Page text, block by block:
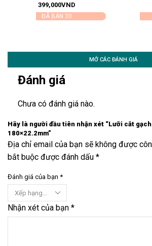
399,000VND
ĐÃ BÁN 30
MỞ CÁC ĐÁNH GIÁ
Đánh giá
Chưa có đánh giá nào.
Hãy là người đầu tiên nhận xét “Lưỡi cắt
180×22.2mm”
Địa chỉ email của bạn sẽ không được
bắt buộc được đánh dấu *
Đánh giá của bạn *
Nhận xét của bạn *